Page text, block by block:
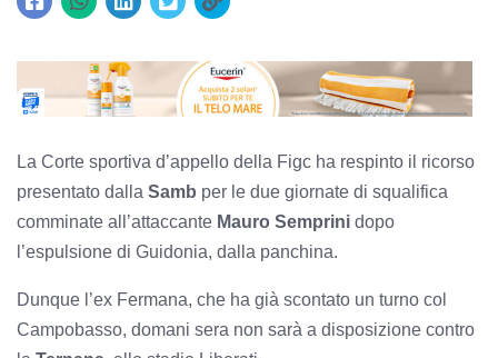
La Corte sportiva d’appello della Figc ha respinto il ricorso
presentato dalla Samb per le due giornate di squalifica
comminate all’attaccante Mauro Semprini dopo
l’espulsione di Guidonia, dalla panchina.
Dunque l’ex Fermana, che ha già scontato un turno col
Campobasso, domani sera non sarà a disposizione contro